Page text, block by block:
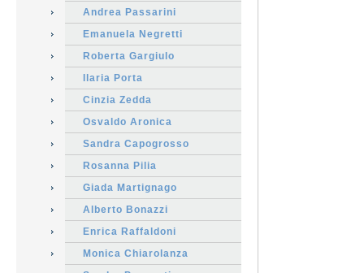
Andrea Passarini
Emanuela Negretti
Roberta Gargiulo
Ilaria Porta
Cinzia Zedda
Osvaldo Aronica
Sandra Capogrosso
Rosanna Pilia
Giada Martignago
Alberto Bonazzi
Enrica Raffaldoni
Monica Chiarolanza